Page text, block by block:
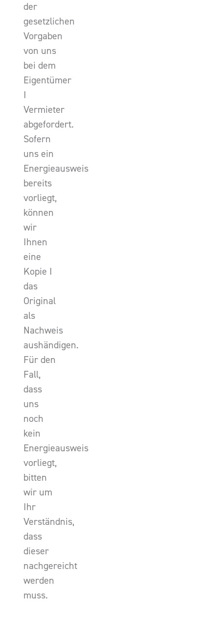
der
gesetzlichen
Vorgaben
von uns
bei dem
Eigentümer
I
Vermieter
abgefordert.
Sofern
uns ein
Energieausweis
bereits
vorliegt,
können
wir
Ihnen
eine
Kopie I
das
Original
als
Nachweis
aushändigen.
Für den
Fall,
dass
uns
noch
kein
Energieausweis
vorliegt,
bitten
wir um
Ihr
Verständnis,
dass
dieser
nachgereicht
werden
muss.